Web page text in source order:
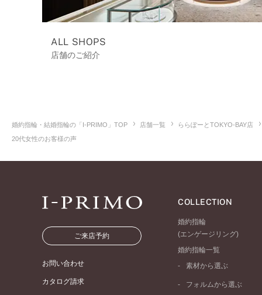
ALL SHOPS
店舗のご紹介
婚約指輪・結婚指輪の「I-PRIMO」TOP 店舗一覧
ららぽーとTOKYO-BAY店
20代女性のお客様の声
ご来店予約
お問い合わせ
カタログ請求
COLLECTION
婚約指輪
(エンゲージリング)
婚約指輪一覧
素材から選ぶ
プラチナ
フォルムから選ぶ